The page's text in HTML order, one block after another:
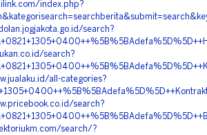
index.php?
search?
search?
all-categories?
search?
search/?